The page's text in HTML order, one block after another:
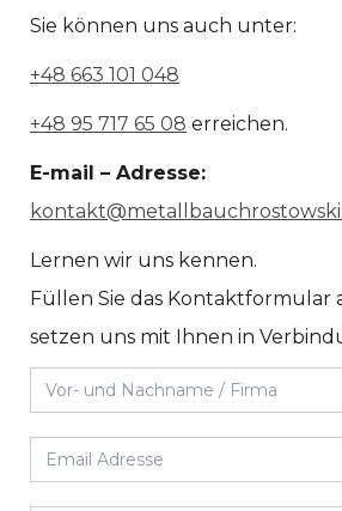
Sie können uns auch unter:
+48 663 101 048
+48 95 717 65 08 erreichen.
E-mail – Adresse:
Lernen wir uns kennen.
Füllen Sie das Kontaktformular
setzen uns mit Ihnen in